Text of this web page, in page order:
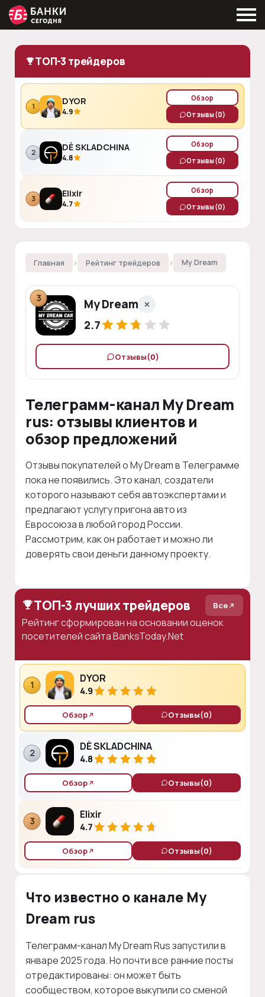
ТОП-3 трейдеров
1 DYOR
4.9
Обзор
Отзывы(0)
2 DÈ SKLADCHINA
4.8
Обзор
Отзывы(0)
3 Elixir
4.7
Обзор
Отзывы(0)
Главная › Рейтинг трейдеров › My Dream
3 My Dream
2.7
Отзывы(0)
Телеграмм-канал My Dream
rus: отзывы клиентов и
обзор предложений
Отзывы покупателей о My Dream в Телеграмме
пока не появились. Это канал, создатели
которого называют себя автоэкспертами и
предлагают услугу пригона авто из
Евросоюза в любой город России.
Рассмотрим, как он работает и можно ли
доверять свои деньги данному проекту.
ТОП-3 лучших трейдеров Все
Рейтинг сформирован на основании оценок
посетителей сайта BanksToday.Net
1
DYOR
4.9
Обзор Отзывы(0)
2
DÈ SKLADCHINA
4.8
Обзор Отзывы(0)
3
Elixir
4.7
Обзор Отзывы(0)
Что известно о канале My
Dream rus
Телеграмм-канал My Dream Rus запустили в
январе 2025 года. Но почти все ранние посты
отредактированы: он может быть
сообществом, которое выкупили со сменой